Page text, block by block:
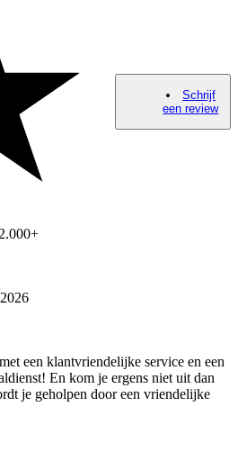
2.000+
Schrijf
een review
een klantvriendelijke service en een
En kom je ergens niet uit dan
je geholpen door een vriendelijke